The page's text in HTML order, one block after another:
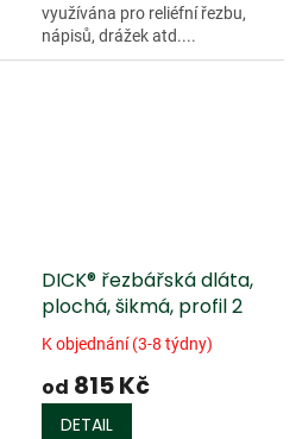
využívána pro reliéfní řezbu,
nápisů, drážek atd....
DICK® řezbářská dláta,
plochá, šikmá, profil 2
K objednání (3-8 týdny)
od 815 Kč
DETAIL